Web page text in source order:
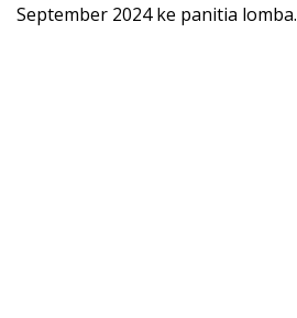
September 2024 ke panitia lomba.